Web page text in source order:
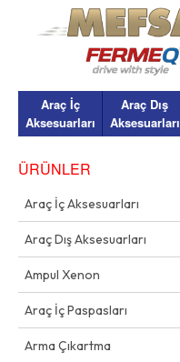
Araç İç
Aksesuarları
Araç Dış
Aksesuarları
ÜRÜNLER
Araç İç Aksesuarları
Araç Dış Aksesuarları
Ampul Xenon
Araç İç Paspasları
Arma Çıkartma